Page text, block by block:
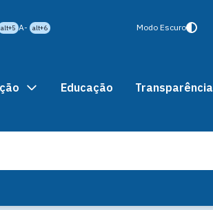
alt+5 A- alt+6 Modo Escuro
Educação Transparência